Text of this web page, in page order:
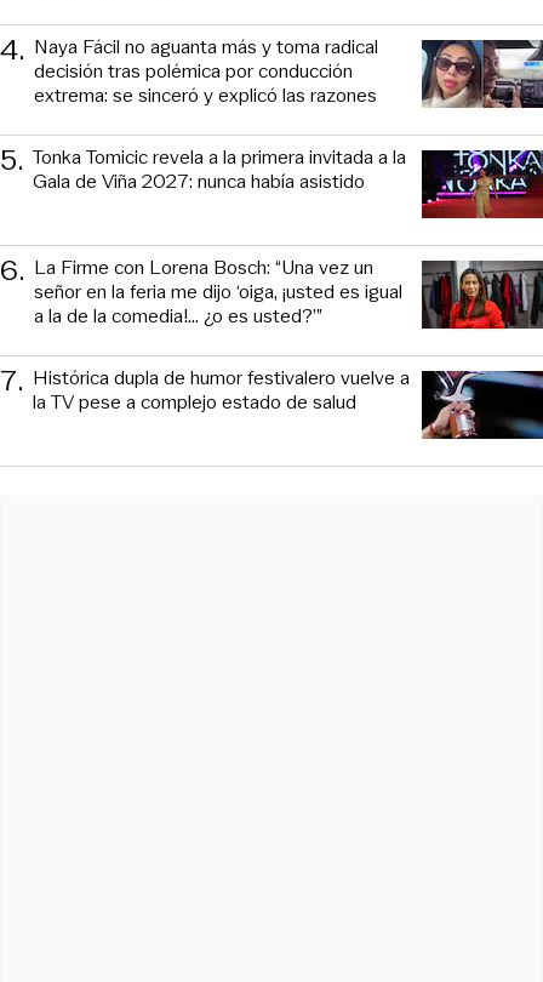
4. Naya Fácil no aguanta más y toma radical
decisión tras polémica por conducción
extrema: se sinceró y explicó las razones
5. Tonka Tomicic revela a la primera invitada a la
Gala de Viña 2027: nunca había asistido
6. La Firme con Lorena Bosch: “Una vez un
señor en la feria me dijo ‘oiga, ¡usted es igual
a la de la comedia!... ¿o es usted?’”
7. Histórica dupla de humor festivalero vuelve a
la TV pese a complejo estado de salud